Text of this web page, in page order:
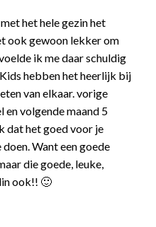
het hele gezin het
ook gewoon lekker om
ik me daar schuldig
hebben het heerlijk bij
van elkaar. vorige
en volgende maand 5
dat het goed voor je
Want een goede
die goede, leuke,
ook!! 🙂